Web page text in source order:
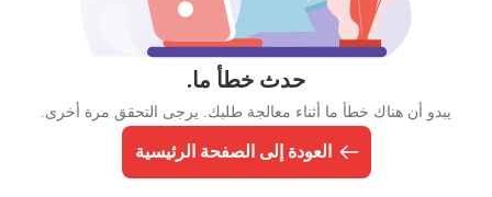
حدث خطأ ما.
يبدو أن هناك خطأ ما أثناء معالجة طلبك. يرجى التحقق مرة أخرى.
العودة إلى الصفحة الرئيسية